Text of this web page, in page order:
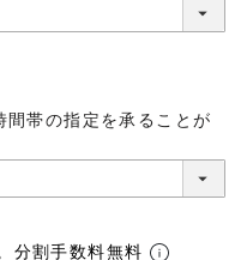
帯の指定を承ることが
分割手数料無料